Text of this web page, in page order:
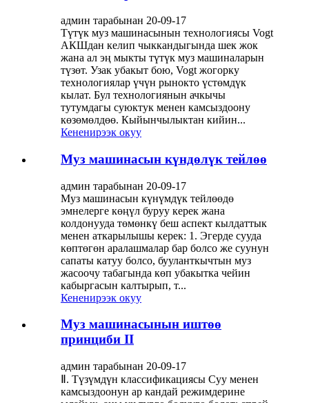
админ тарабынан 20-09-17
Түтүк муз машинасынын технологиясы Vogt
АКШдан келип чыккандыгында шек жок
жана ал эң мыкты түтүк муз машиналарын
түзөт. Узак убакыт бою, Vogt жогорку
технологиялар үчүн рынокто үстөмдүк
кылат. Бул технологиянын ачкычы
тутумдагы суюктук менен камсыздоону
көзөмөлдөө. Кыйынчылыктан кийин...
Кененирээк окуу
Муз машинасын күндөлүк тейлөө
админ тарабынан 20-09-17
Муз машинасын күнүмдүк тейлөөдө
эмнелерге көңүл буруу керек жана
колдонууда төмөнкү беш аспект кылдаттык
менен аткарылышы керек: 1. Эгерде сууда
көптөгөн аралашмалар бар болсо же суунун
сапаты катуу болсо, бууланткычтын муз
жасоочу табагында көп убакытка чейин
кабыргасын калтырып, т...
Кененирээк окуу
Муз машинасынын иштөө
принциби II
админ тарабынан 20-09-17
Ⅱ. Түзүмдүн классификациясы Суу менен
камсыздоонун ар кандай режимдерине